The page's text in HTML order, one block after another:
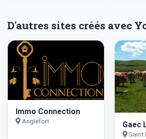
D'autres sites créés avec
Immo Connection
Anglefort Gaec
Saint